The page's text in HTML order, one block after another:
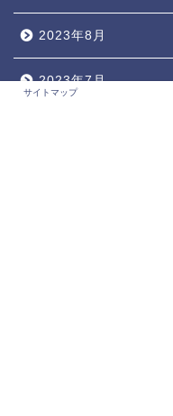
2023年8月
2023年7月
サイトマップ